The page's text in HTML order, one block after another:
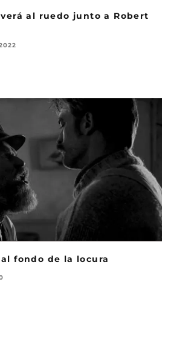
al ruedo junto a Robert
al fondo de la locura